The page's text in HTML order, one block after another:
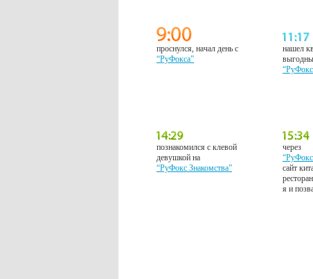
проснулся, начал день с
“РуФокса”
нашел
познакомился с клевой
девушкой на
“РуФокс Знакомства”
через
сайт
я и